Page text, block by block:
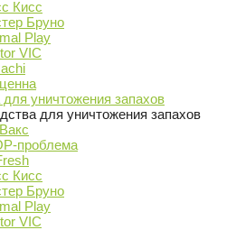
Кисс
Бруно
Play
VIC
уничтожения запахов
для уничтожения запахов
проблема
Кисс
Бруно
Play
VIC